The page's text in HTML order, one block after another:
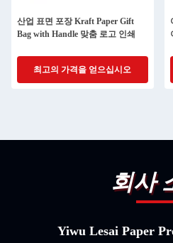
산업 표면 포장 Kraft Paper Gift
Bag with Handle 맞춤 로고 인쇄
최고의 가격을 얻으십시오
회사
Yiwu Lesai Paper